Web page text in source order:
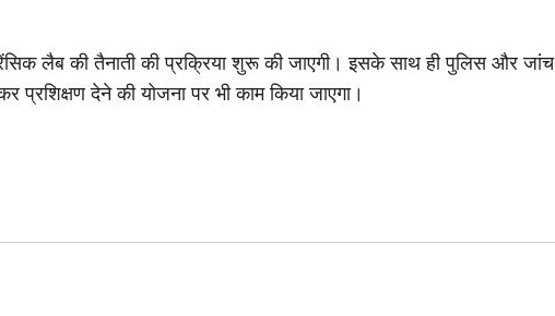
लैब की तैनाती की प्रक्रिया शुरू की जाएगी। इसके साथ ही पुलिस और जांच
देने की योजना पर भी काम किया जाएगा।